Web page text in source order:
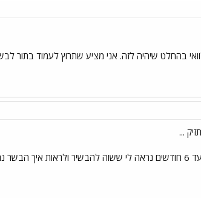
בהחלט שיהיה לזה. אני מציע שתרוץ לעמוד
...